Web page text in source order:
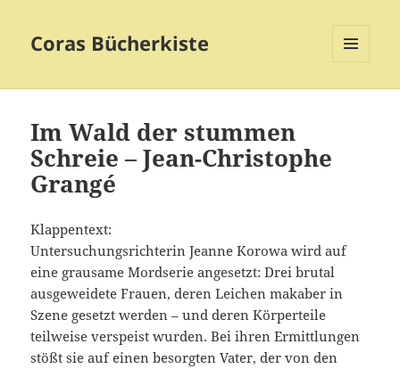
Coras Bücherkiste
Im Wald der stummen
Schreie – Jean-Christophe
Grangé
Klappentext:
Untersuchungsrichterin Jeanne Korowa wird auf
eine grausame Mordserie angesetzt: Drei brutal
ausgeweidete Frauen, deren Leichen makaber in
Szene gesetzt werden – und deren Körperteile
teilweise verspeist wurden. Bei ihren Ermittlungen
stößt sie auf einen besorgten Vater, der von den